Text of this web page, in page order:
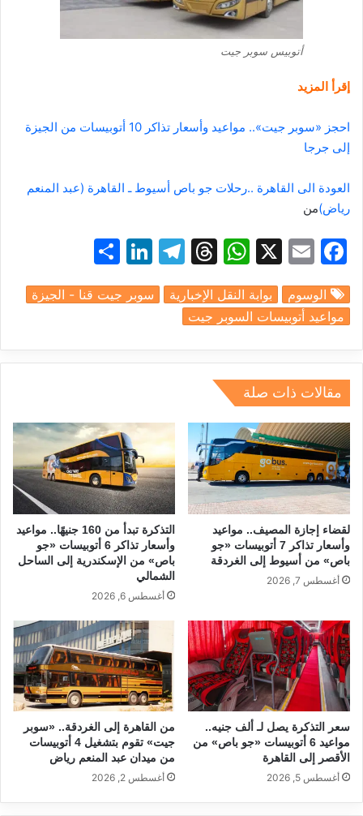
أتوبيس سوبر جيت
إقرأ المزيد
احجز «سوبر جيت».. مواعيد وأسعار تذاكر 10 أتوبيسات من الجيزة
إلى جرجا
العودة الى القاهرة ..رحلات جو باص أسيوط ـ القاهرة (عبد المنعم
رياض)من
F
c
e
b
o
o
k
E
ai
l
X
W
at
s
A
p
T
e
a
d
T
e
a
Li
k
dI
ar
الوسوم بوابة النقل الإخبارية
سوبر جيت قنا - الجيزة
مواعيد أتوبيسات السوبر جيت
مقالات ذات صلة
لقضاء إجازة المصيف.. مواعيد
وأسعار تذاكر 7 أتوبيسات «جو
باص» من أسيوط إلى الغردقة
أغسطس 7, 2026
التذكرة تبدأ من 160 جنيهًا.. مواعيد
وأسعار تذاكر 6 أتوبيسات «جو
باص» من الإسكندرية إلى الساحل
الشمالي
أغسطس 6, 2026
سعر التذكرة يصل لـ ألف جنيه..
مواعيد 6 أتوبيسات «جو باص» من
الأقصر إلى القاهرة
أغسطس 5, 2026
من القاهرة إلى الغردقة.. «سوبر
جيت» تقوم بتشغيل 4 أتوبيسات
من ميدان عبد المنعم رياض
أغسطس 2, 2026